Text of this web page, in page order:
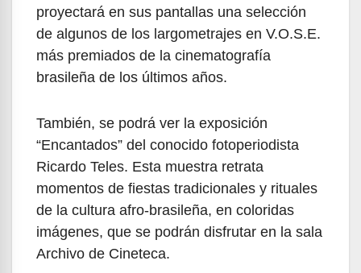
proyectará en sus pantallas una selección
de algunos de los largometrajes en V.O.S.E.
más premiados de la cinematografía
brasileña de los últimos años.
También, se podrá ver la exposición
“Encantados” del conocido fotoperiodista
Ricardo Teles. Esta muestra retrata
momentos de fiestas tradicionales y rituales
de la cultura afro-brasileña, en coloridas
imágenes, que se podrán disfrutar en la sala
Archivo de Cineteca.